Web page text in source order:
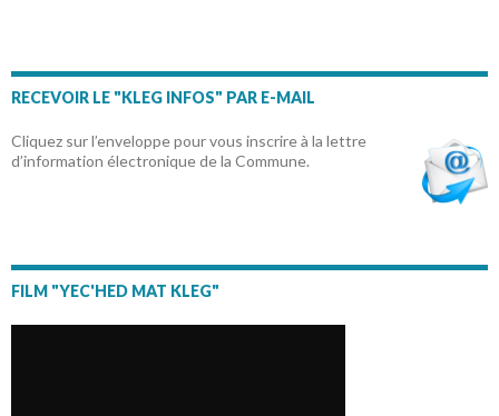
RECEVOIR LE "KLEG INFOS" PAR E-MAIL
Cliquez sur l’enveloppe pour vous inscrire à la lettre
d’information électronique de la Commune.
FILM "YEC'HED MAT KLEG"